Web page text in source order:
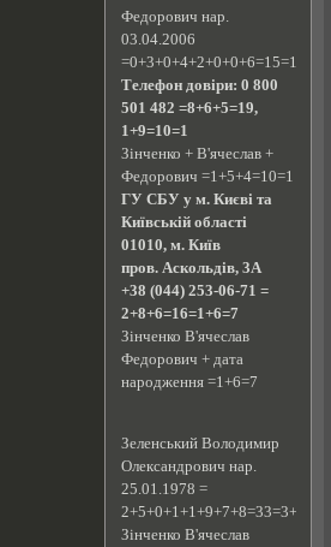
Федорович нар.
03.04.2006
=0+3+0+4+2+0+0+6=15=1+5=6
Телефон довіри: 0 800
501 482 =8+6+5=19,
1+9=10=1
Зінченко + В'ячеслав +
Федорович =1+5+4=10=1
ГУ СБУ у м. Києві та
Київській області
01010, м. Київ
пров. Аскольдів, 3А
+38 (044) 253-06-71 =
2+8+6=16=1+6=7
Зінченко В'ячеслав
Федорович + дата
народження =1+6=7
Зеленський Володимир
Олександрович нар.
25.01.1978 =
2+5+0+1+1+9+7+8=33=3+3=6
Зінченко В'ячеслав